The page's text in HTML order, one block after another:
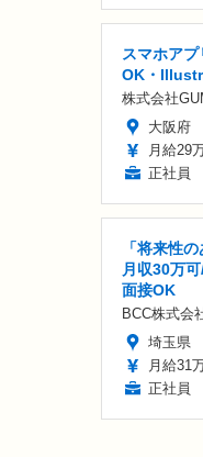
スマホア
OK・
株式会社
大阪府
月給29
正社員
「将来性
月収30万
面接OK
BCC株式会
埼玉県
月給31
正社員